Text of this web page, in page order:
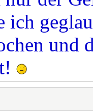
ich
und